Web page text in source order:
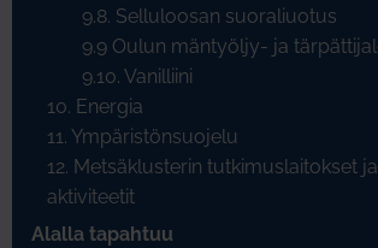
9.8. Selluloosan suoraliuotus
9.9 Oulun mäntyöljy- ja
9.10. Vanilliini
10. Energia
11. Ympäristönsuojelu
12. Metsäklusterin tutkimuslaitokset ja
aktiviteetit
Alalla tapahtuu